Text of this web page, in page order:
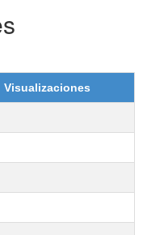
Visualizaciones